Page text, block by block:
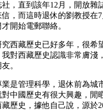
，直到該年12月，開放
，而這時退休的劉教授在
開始電郵聯絡。
西藏歷史已好多年，很希
對西藏歷史認識非常膚
。
是管理科學，退休前為城
中國歷史有很大興趣，閒
歷史，據他自己說，源於